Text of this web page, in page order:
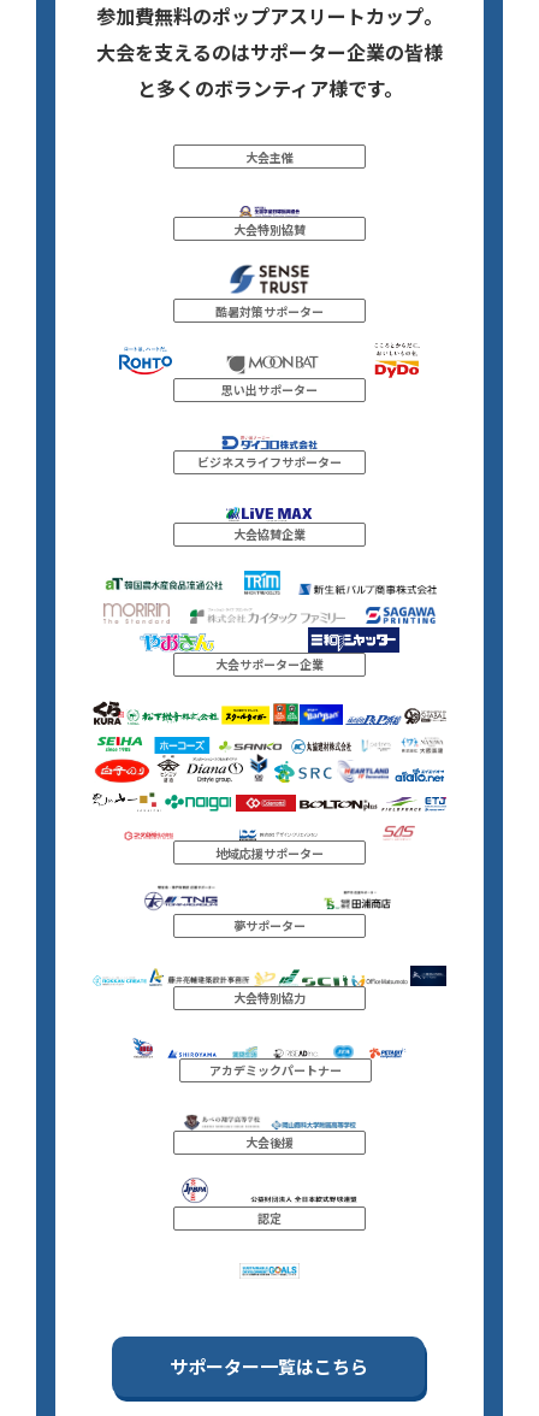
参加費無料のポップアスリートカップ。
大会を支えるのはサポーター企業の皆様
と多くのボランティア様です。
大会主催
大会特別協賛
酷暑対策サポーター
思い出サポーター
ビジネスライフサポーター
大会協賛企業
大会サポーター企業
地域応援サポーター
夢サポーター
大会特別協力
アカデミックパートナー
大会後援
認定
サポーター一覧はこちら